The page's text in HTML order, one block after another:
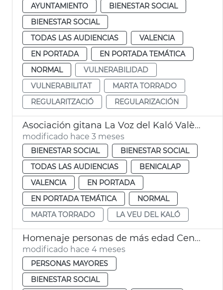
AYUNTAMIENTO
BIENESTAR SOCIAL
BIENESTAR SOCIAL
TODAS LAS AUDIENCIAS
VALENCIA
EN PORTADA
EN PORTADA TEMÁTICA
NORMAL
VULNERABILIDAD
VULNERABILITAT
MARTA TORRADO
REGULARITZACIÓ
REGULARIZACIÓN
Asociación gitana La Voz del Kaló València
modificado hace 3 meses
BIENESTAR SOCIAL
BIENESTAR SOCIAL
TODAS LAS AUDIENCIAS
BENICALAP
VALENCIA
EN PORTADA
EN PORTADA TEMÁTICA
NORMAL
MARTA TORRADO
LA VEU DEL KALÓ
Homenaje personas de más edad Centros Mayores
modificado hace 4 meses
PERSONAS MAYORES
BIENESTAR SOCIAL